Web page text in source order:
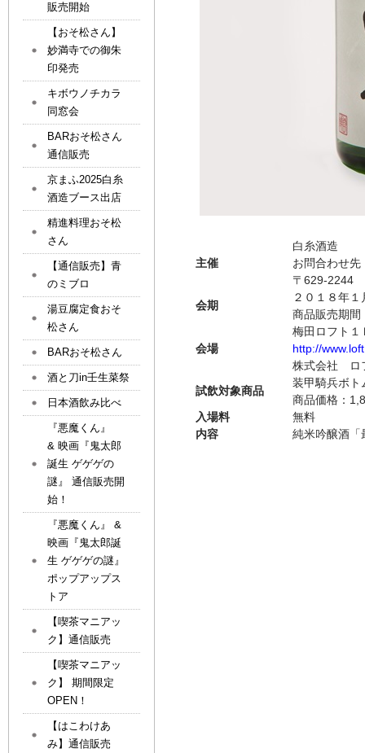
主催
白糸酒造
お問合わせ
〒629-2244
会期
２０１８年１
商品販売期
会場
梅田ロフト１
http://
株式会社 ロ
試飲対象商品
装甲騎兵ボト
商品価格：
入場料
無料
内容
純米吟醸酒「
販売開始
【おそ松さん】
妙満寺での御朱
印発売
キボウノチカラ
同窓会
BARおそ松さん
通信販売
京まふ2025白糸
酒造ブース出店
精進料理おそ松
さん
【通信販売】青
のミブロ
湯豆腐定食おそ
松さん
BARおそ松さん
酒と刀in壬生菜祭
日本酒飲み比べ
『悪魔くん』
& 映画『鬼太郎
誕生 ゲゲゲの
謎』 通信販売開
始！
『悪魔くん』 &
映画『鬼太郎誕
生 ゲゲゲの謎』
ポップアップス
トア
【喫茶マニアッ
ク】通信販売
【喫茶マニアッ
ク】 期間限定
OPEN！
【はこわけあ
み】通信販売